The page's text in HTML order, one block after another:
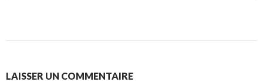
LAISSER UN COMMENTAIRE